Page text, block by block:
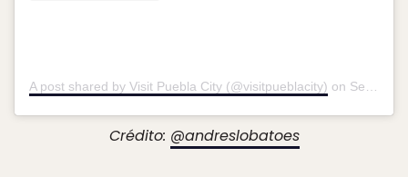
A post shared by Visit Puebla City (@visitpueblacity) on Sep 22, 2018 at 11:47am PDT
Crédito: @andreslobatoes